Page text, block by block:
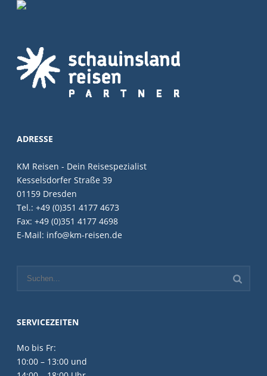
ADRESSE
KM Reisen - Dein Reisespezialist
Kesselsdorfer Straße 39
01159 Dresden
Tel.: +49 (0)351 4177 4673
Fax: +49 (0)351 4177 4698
E-Mail: info@km-reisen.de
SERVICEZEITEN
Mo bis Fr:
10:00 – 13:00 und